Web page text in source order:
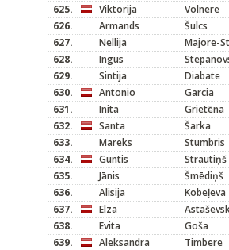
625.
Viktorija
Volnere
626.
Armands Šulcs
627.
Nellija
Majore-
628.
Ingus
629.
Sintija Diabate
630.
Antonio
Garcia
631.
Inita
Grietēna
632.
Santa
Šarka
633.
Mareks
Stumbris
634.
Guntis Strautiņš
635.
Jānis Šmēdiņš
636.
Alisija Kobeļeva
637.
Elza
638.
Evita
Goša
639.
Aleksandra
Timbere